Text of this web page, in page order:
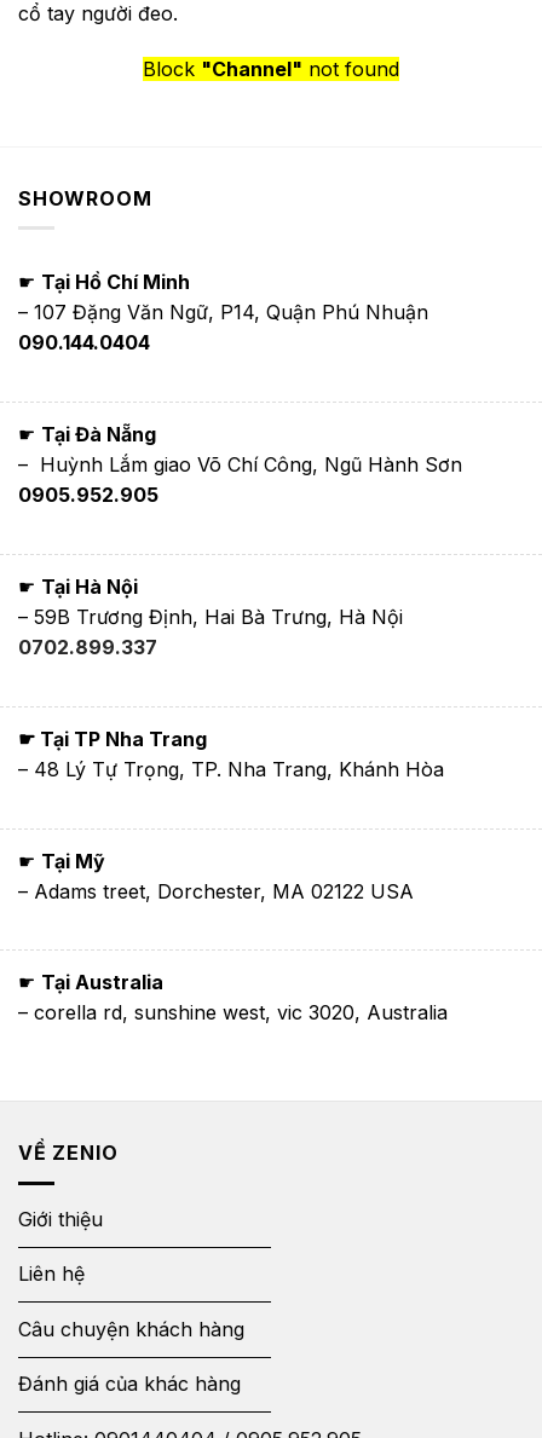
cổ tay người đeo.
Block "Channel" not found
SHOWROOM
☛ Tại Hồ Chí Minh
– 107 Đặng Văn Ngữ, P14, Quận Phú Nhuận
090.144.0404
☛ Tại Đà Nẵng
– Huỳnh Lắm giao Võ Chí Công, Ngũ Hành Sơn
0905.952.905
☛ Tại Hà Nội
– 59B Trương Định, Hai Bà Trưng, Hà Nội
0702.899.337
☛ Tại TP Nha Trang
– 48 Lý Tự Trọng, TP. Nha Trang, Khánh Hòa
☛ Tại Mỹ
– Adams treet, Dorchester, MA 02122 USA
☛ Tại Australia
– corella rd, sunshine west, vic 3020, Australia
VỀ ZENIO
Giới thiệu
Liên hệ
Câu chuyện khách hàng
Đánh giá của khác hàng